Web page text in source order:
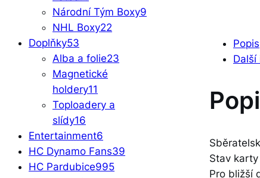
Národní Tým Boxy9
NHL Boxy22
Doplňky53
Alba a folie23
Magnetické
holdery11
Toploadery a
slídy16
Entertainment6
HC Dynamo Fans39
HC Pardubice995
Popis
Další
Stav
Pro bližší